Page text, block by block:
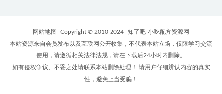
网站地图 Copyright © 2010-2024
知了吧-小吃配方资源网
本站资源来自会员发布以及互联网公开收集，不代表本站立场，仅限学习交流
使用，请遵循相关法律法规，请在下载后24小时内删除。
如有侵权争议、不妥之处请联系本站删除处理！ 请用户仔细辨认内容的真实
性，避免上当受骗！